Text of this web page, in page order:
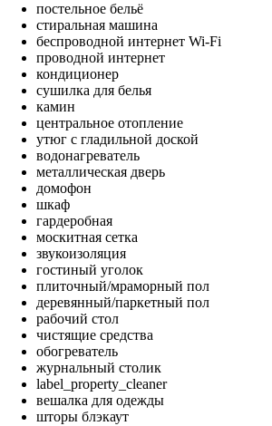
постельное бельё
стиральная машина
беспроводной интернет Wi-Fi
проводной интернет
кондиционер
сушилка для белья
камин
центральное отопление
утюг с гладильной доской
водонагреватель
металлическая дверь
домофон
шкаф
гардеробная
москитная сетка
звукоизоляция
гостиный уголок
плиточный/мраморный пол
деревянный/паркетный пол
рабочий стол
чистящие средства
обогреватель
журнальный столик
label_property_cleaner
вешалка для одежды
шторы блэкаут